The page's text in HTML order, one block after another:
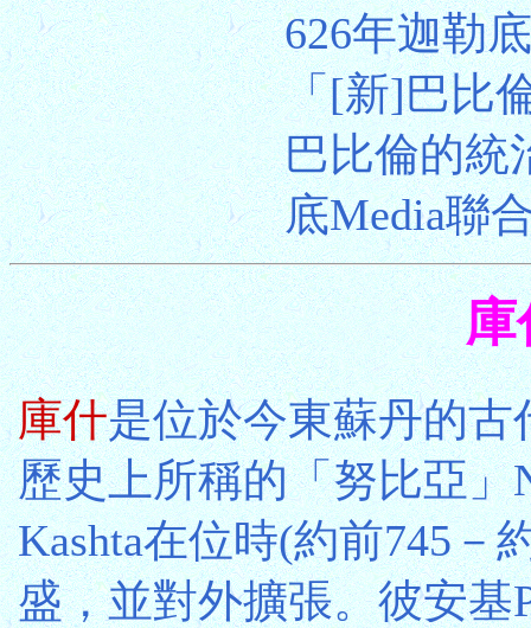
626年迦勒
「[新]巴比
巴比倫的統
底Media聯
庫
庫什是位於今東蘇丹的古
歷史上所稱的「努比亞」
Kashta在位時(約前745－
盛，並對外擴張。彼安基